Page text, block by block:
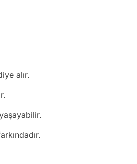
alır.